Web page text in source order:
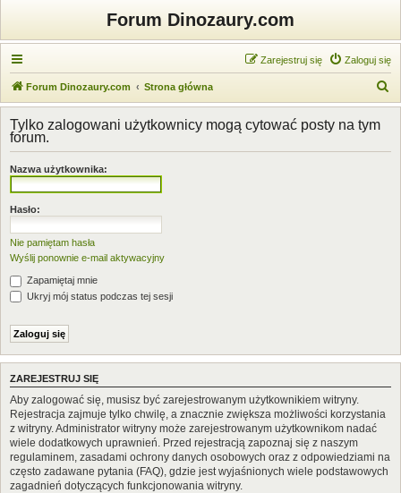
Forum Dinozaury.com
Zaloguj się
Zarejestruj się
Forum Dinozaury.com Strona główna
z
k
Tylko zalogowani użytkownicy mogą cytować posty na tym
forum.
Nazwa użytkownika:
Hasło:
Nie pamiętam hasła
Wyślij ponownie e-mail aktywacyjny
Zapamiętaj mnie
Ukryj mój status podczas tej sesji
ZAREJESTRUJ SIĘ
Aby zalogować się, musisz być zarejestrowanym użytkownikiem witryny.
Rejestracja zajmuje tylko chwilę, a znacznie zwiększa możliwości korzystania
z witryny. Administrator witryny może zarejestrowanym użytkownikom nadać
wiele dodatkowych uprawnień. Przed rejestracją zapoznaj się z naszym
regulaminem, zasadami ochrony danych osobowych oraz z odpowiedziami na
często zadawane pytania (FAQ), gdzie jest wyjaśnionych wiele podstawowych
zagadnień dotyczących funkcjonowania witryny.